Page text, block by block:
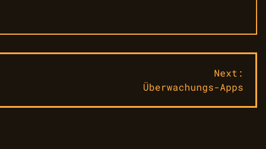
Next:
Überwachungs-Apps